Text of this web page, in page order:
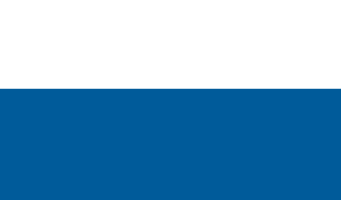
Verhaltensberater, Sachverständiger, Dozent,